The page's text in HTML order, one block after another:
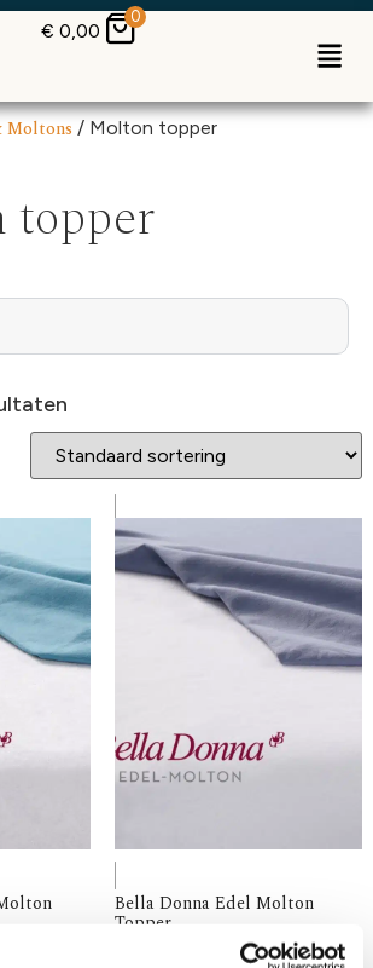
€ 0,00
0
Moltons / Molton topper
topper
Bella Donna Edel Molton
Topper
200,00